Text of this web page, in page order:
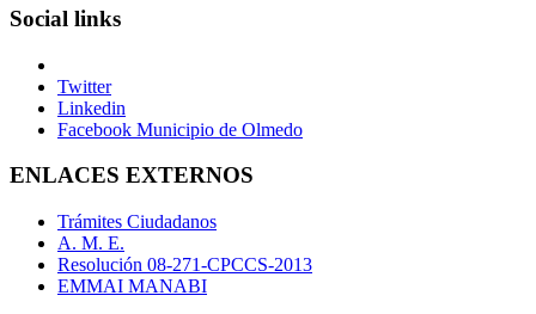
Social links
Twitter
Linkedin
Facebook Municipio de Olmedo
ENLACES EXTERNOS
Trámites Ciudadanos
A. M. E.
Resolución 08-271-CPCCS-2013
EMMAI MANABI